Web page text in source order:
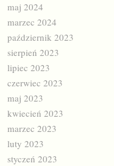
maj 2024
marzec 2024
październik 2023
sierpień 2023
lipiec 2023
czerwiec 2023
maj 2023
kwiecień 2023
marzec 2023
luty 2023
styczeń 2023